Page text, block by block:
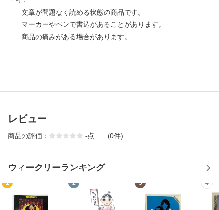
文章が問題なく読める状態の商品です。
マーカーやペンで書込があることがあります。
商品の痛みがある場合があります。
レビュー
商品の評価： -点 (0件)
ウィークリーランキング
1 2 3 4